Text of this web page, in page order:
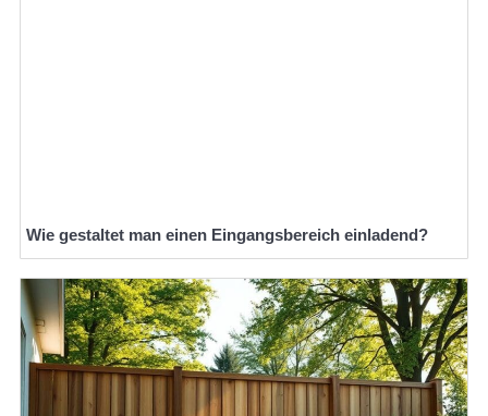
Wie gestaltet man einen Eingangsbereich einladend?